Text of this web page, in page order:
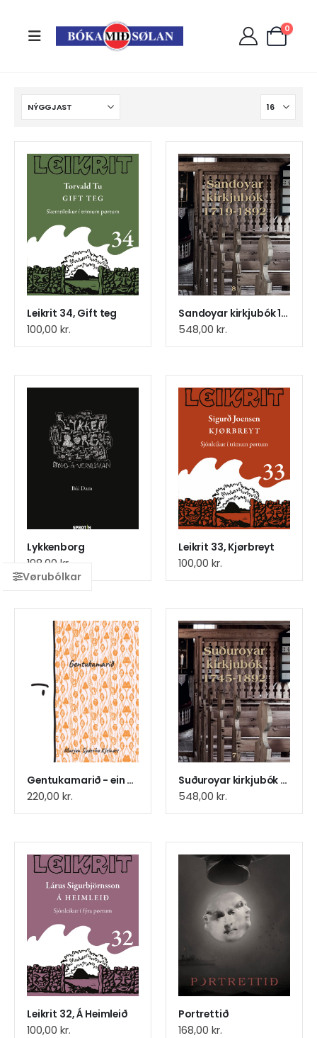
0
Leikrit 34, Gift teg
100,00 kr.
Sandoyar kirkjubók 1719 - 1892 (4)
548,00 kr.
Lykkenborg
198,00 kr.
Leikrit 33, Kjørbreyt
100,00 kr.
Gentukamarið - ein eksistentiell horrorkomedia
220,00 kr.
Suðuroyar kirkjubók 1745-1892 (5)
548,00 kr.
Leikrit 32, Á Heimleið
100,00 kr.
Portrettið
168,00 kr.